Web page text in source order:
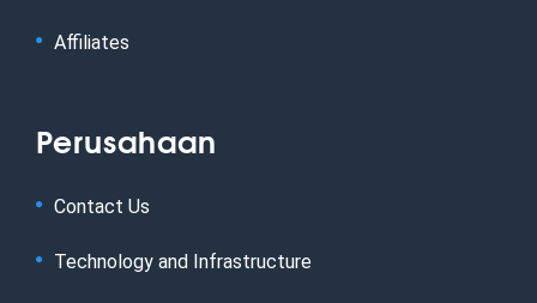
Affiliates
Perusahaan
Contact Us
Technology and Infrastructure